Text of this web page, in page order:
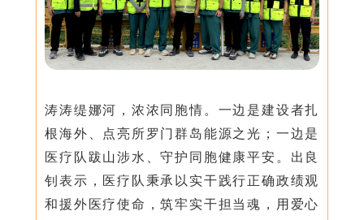
涛涛缇娜河，浓浓同胞情。一边是建设者扎
根海外、点亮所罗门群岛能源之光；一边是
医疗队跋山涉水、守护同胞健康平安。出良
钊表示，医疗队秉承以实干践行正确政绩观
和援外医疗使命，筑牢实干担当魂，用爱心